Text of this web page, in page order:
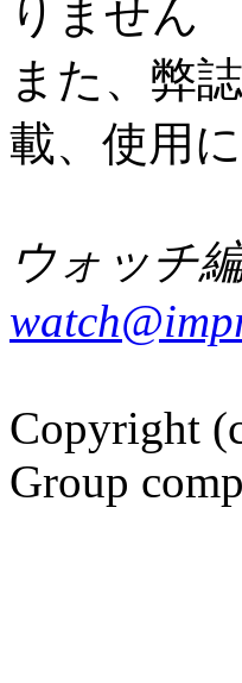
りません
また、弊
載、使用
ウォッチ
Copyright
Group